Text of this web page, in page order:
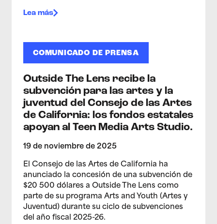
Lea más
COMUNICADO DE PRENSA
Outside The Lens recibe la
subvención para las artes y la
juventud del Consejo de las Artes
de California: los fondos estatales
apoyan al Teen Media Arts Studio.
19 de noviembre de 2025
El Consejo de las Artes de California ha
anunciado la concesión de una subvención de
$20 500 dólares a Outside The Lens como
parte de su programa Arts and Youth (Artes y
Juventud) durante su ciclo de subvenciones
del año fiscal 2025-26.